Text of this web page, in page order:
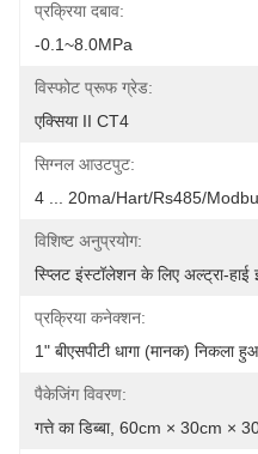
प्रक्रिया दबाव:
-0.1~8.0MPa
विस्फोट प्रूफ ग्रेड:
एक्सिया II CT4
सिग्नल आउटपुट:
4 ... 20ma/hart/rs485/
विशिष्ट अनुप्रयोग:
स्प्लिट इंस्टॉलेशन के लिए अल्ट्रा-
प्रक्रिया कनेक्शन:
1" बीएसपीटी धागा (मानक) निकला
पैकेजिंग विवरण:
गत्ते का डिब्बा, 60cm × 30cm ×